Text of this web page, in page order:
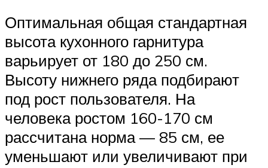
Оптимальная общая стандартная
высота кухонного гарнитура
варьирует от 180 до 250 см.
Высоту нижнего ряда подбирают
под рост пользователя. На
человека ростом 160-170 см
рассчитана норма — 85 см, ее
уменьшают или увеличивают при